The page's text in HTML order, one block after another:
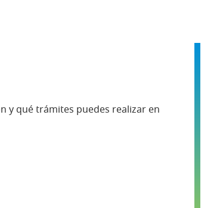
y qué trámites puedes realizar en